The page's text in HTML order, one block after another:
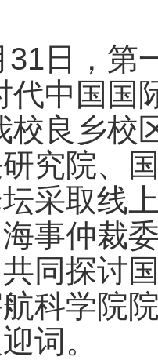
31日，第
代中国国
校良乡校
究院、
采取线
事仲裁
同探讨
科学院
迎词。